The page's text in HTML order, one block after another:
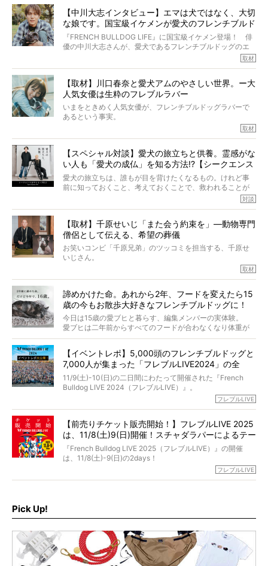
太郎のオーナーである佐藤さんご夫婦に、治療の選択やケ
アについて詳しくお話しをうかがいました。
り添いたいと思う。
その悲しみをいますぐ解消することはできないが、話をき
いて、泣いたり笑ったりするのもいいだろう。
こんな子だった、こんなにいい子だった、ほんとうに愛し
ていたと。
ぼくらは上沼恵美子さんのご自宅へ伺って、お話をきこう
と思った。
【中川大志インタビュー】エマは犬ではなく、大切
な娘です。国宝級イケメンが愛犬のフレンチブルド
ッグと一緒に登場
『FRENCH BULLDOG LIFE』に国宝級イケメン登場！ 俳
優の中川大志さんが、愛犬であるフレンチブルドッグのエ
マちゃん（2歳の女の子）にメロメロとの情報を聞きつけ、
カエピソードが次から次へと飛び出しました。
取材
【取材】川口春奈と愛犬アムのやさしい世界。ー大
人気女優は生粋のフレブルラバー
いまをときめく人気女優が、フレンチブルドッグラバーで
あるという事実。
とりを目の当たりにするほどに、そのフレンチブルドッグ
愛がわたしたちのそれとまったく同じであることに、なん
だかうれしくなってしまったのでした。
春奈さんとアムちゃんのすてきな暮らしを、BUHI編集長の
小西がいつくしみながら、切り取らせていただきます。
取材
【スペシャル対談】愛犬の旅立ちと供養。霊感がな
い人も「愛犬の成仏」を知る方法!?【シークエンス
はやとも×PELI】
愛犬の旅立ちは、誰もが目を背けたくなるもの。けれど事
前に知っておくこと、考えておくことで、救われることが
力をもつお笑い芸人「シークエンスはやとも」さんに、愛
犬の旅立ちや供養についてインタビュー。
インタビュアー兼対談相手は、大の犬好きで心霊分野の知
識にも長けているPELIさん。
「愛犬が旅立ったあと、ベッドやおもちゃはどうすればい
くれる？」
さらには、霊感がない人でも愛犬が成仏したことを知る方
法まで。
お笑い芸人だからこそ暗くなりすぎない、むしろ心がスッ
と軽くなる。
永久保存版のスペシャル対談です！
対談
【取材】千原せいじ「また会う約束を」―動物専門
僧侶として伝える、希望の葬儀
お笑いコンビ「千原兄弟」のツッコミを担当する、千原せ
いじさん。
た。
僧侶としての名は「靖賢（せいけん）」。
当時54歳という年齢にして、なぜ動物専門僧侶という道を
選んだのか。
また、愛犬の旅立ちとどのように向き合うべきなのか。
た。
取材
諦めかけた命。あれから2年、フードを変えたら15
歳の今もお散歩大好きなフレンチブルドッグに！
今日は15歳の愛ブヒと暮らす、編集メンバーの実体験。
愛ブヒは二年前からすべてのフードが合わなくなり体重が
激減。検査をしても異常はなく「年齢のせいですね…」と言
もう諦めるしかないのかな…そんなとき、我が家に届いたの
が「THE fu-do(ザ・フード)」の試食品でした。
そして「THE fu-do(ザ・フード)」を食べつづけて二年、愛
ブヒは15歳になり、今も元気にお散歩をしています。
今回は、二年前の絶望から今までを包み隠さず、時系列で
【イベントレポ】5,000頭のフレンチブルドッグと
7,000人が集まった「フレブルLIVE2024」の全
貌！
11/9(土)-10(日)の二日間にわたって開催された『French
Bulldog LIVE 2024（フレブルLIVE）』。
今年はのべ5,000頭のフレンチブルドッグと7,000人のフレ
day1の司会はフレブルラバーのロッチさん。day2の音楽フ
ェスには世代ど真ん中のPUFFYが出演するなど、例年以上
に豪華なラインナップ。
北は北海道、南は鹿児島県から。全国のフレンチブルドッ
グが一堂に会した「フレブルLIVE2024」の模様を、詳しく
フレブルLIVE
【前売りチケット販売開始！】フレブルLIVE 2025
は、11/8(土)9(日)開催！スチャダラパーによるテー
マソング制作も決定
『French Bulldog LIVE 2025（フレブルLIVE）』の開催
は、11/8(土)-9(日)の2days！
お得な前売りチケット、いよいよ販売スタートです！
ど、内容盛りだくさんでお送りしていますので、最後まで
お見逃しなく！
フレブルLIVE
Pick Up!